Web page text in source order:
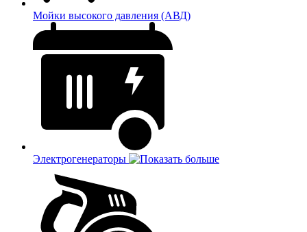
Мойки высокого давления (АВД)
Электрогенераторы